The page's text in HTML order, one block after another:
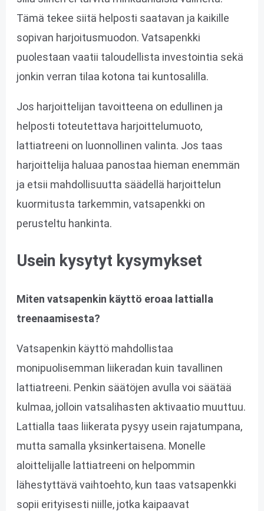
Tämä tekee siitä helposti saatavan ja kaikille
sopivan harjoitusmuodon. Vatsapenkki
puolestaan vaatii taloudellista investointia sekä
jonkin verran tilaa kotona tai kuntosalilla.
Jos harjoittelijan tavoitteena on edullinen ja
helposti toteutettava harjoittelumuoto,
lattiatreeni on luonnollinen valinta. Jos taas
harjoittelija haluaa panostaa hieman enemmän
ja etsii mahdollisuutta säädellä harjoittelun
kuormitusta tarkemmin, vatsapenkki on
perusteltu hankinta.
Usein kysytyt kysymykset
Miten vatsapenkin käyttö eroaa lattialla
treenaamisesta?
Vatsapenkin käyttö mahdollistaa
monipuolisemman liikeradan kuin tavallinen
lattiatreeni. Penkin säätöjen avulla voi säätää
kulmaa, jolloin vatsalihasten aktivaatio muuttuu.
Lattialla taas liikerata pysyy usein rajatumpana,
mutta samalla yksinkertaisena. Monelle
aloittelijalle lattiatreeni on helpommin
lähestyttävä vaihtoehto, kun taas vatsapenkki
sopii erityisesti niille, jotka kaipaavat